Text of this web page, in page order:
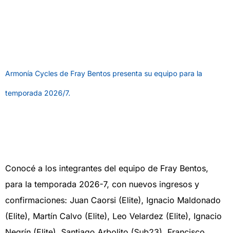
Armonía Cycles de Fray Bentos presenta su equipo para la
temporada 2026/7.
Conocé a los integrantes del equipo de Fray Bentos,
para la temporada 2026-7, con nuevos ingresos y
confirmaciones: Juan Caorsi (Elite), Ignacio Maldonado
(Elite), Martín Calvo (Elite), Leo Velardez (Elite), Ignacio